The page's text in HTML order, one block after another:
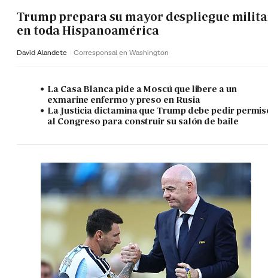
Trump prepara su mayor despliegue
en toda Hispanoamérica
David Alandete Corresponsal en Washington
La Casa Blanca pide a Moscú que libere a un
exmarine enfermo y preso en Rusia
La Justicia dictamina que Trump debe pedir
al Congreso para construir su salón de baile